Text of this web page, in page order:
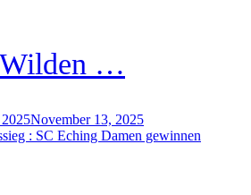
…
November 13, 2025